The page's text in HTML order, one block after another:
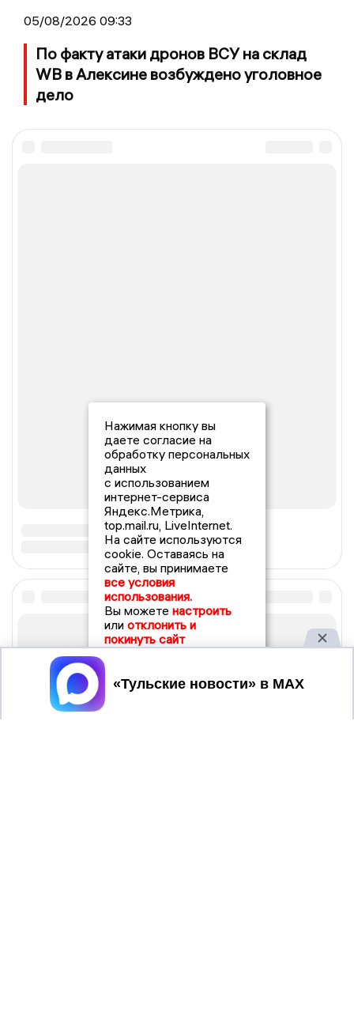
05/08/2026 09:33
По факту атаки дронов ВСУ на склад
WB в Алексине возбуждено уголовное
дело
Нажимая кнопку вы
даете согласие на
обработку персональных
данных
с использованием
интернет-сервиса
Яндекс.Метрика,
top.mail.ru, LiveInternet.
На сайте используются
cookie. Оставаясь на
сайте, вы принимаете
все условия
использования.
Вы можете настроить
или отклонить и
покинуть сайт
Принять